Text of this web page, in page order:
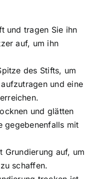
und tragen Sie ihn
auf, um ihn
des Stifts, um
und eine
und glätten
gegebenenfalls mit
Grundierung auf, um
schaffen.